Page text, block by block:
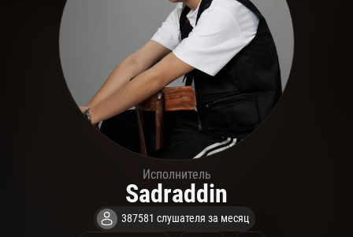
Исполнитель
Sadraddin
387581 слушателя за месяц